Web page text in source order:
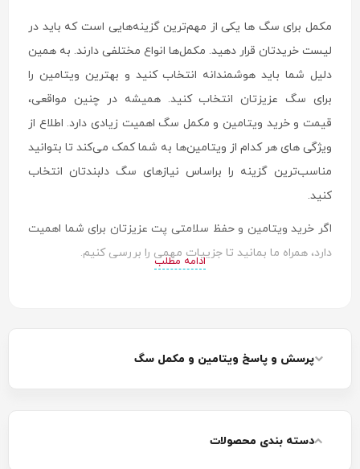
مکمل برای سگ ها یکی از مهم‌ترین گزینه‌هایی است که باید در
لیست خریدتان قرار دهید. مکمل‌ها انواع مختلفی دارند. به همین
دلیل شما باید هوشمندانه انتخاب کنید و بهترین ویتامین را
برای سگ عزیزتان انتخاب کنید. همیشه در چنین مواقعی،
قیمت و خرید ویتامین و مکمل سگ اهمیت زیادی دارد. اطلاع از
ویژگی های هر کدام از ویتامین‌ها به شما کمک می‌کند تا بتوانید
مناسب‌ترین گزینه را براساس نیازهای سگ دلبندتان انتخاب
کنید.
اگر خرید ویتامین و حفظ سلامتی پت عزیزتان برای شما اهمیت
دارد، همراه ما بمانید تا جزییات مهمی را بررسی کنیم.
ادامه مطلب
پرسش و پاسخ ویتامین و مکمل سگ
دسته بندی محصولات